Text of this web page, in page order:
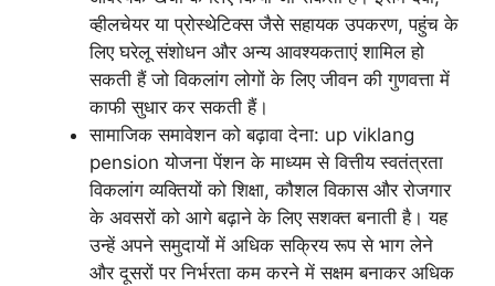
व्हीलचेयर या प्रोस्थेटिक्स जैसे सहायक उपकरण, पहुंच के
लिए घरेलू संशोधन और अन्य आवश्यकताएं शामिल हो
सकती हैं जो विकलांग लोगों के लिए जीवन की गुणवत्ता में
काफी सुधार कर सकती हैं।
सामाजिक समावेशन को बढ़ावा देना: up viklang
pension योजना पेंशन के माध्यम से वित्तीय स्वतंत्रता
विकलांग व्यक्तियों को शिक्षा, कौशल विकास और रोजगार
के अवसरों को आगे बढ़ाने के लिए सशक्त बनाती है। यह
उन्हें अपने समुदायों में अधिक सक्रिय रूप से भाग लेने
और दूसरों पर निर्भरता कम करने में सक्षम बनाकर अधिक